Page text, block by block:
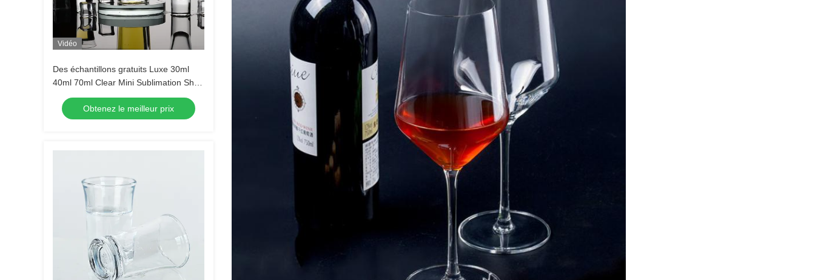
Vidéo
Des échantillons gratuits Luxe 30ml
40ml 70ml Clear Mini Sublimation Shot
Glass Tequila Shot Glasses Espresso
Shot GlassObtenez le meilleur prix